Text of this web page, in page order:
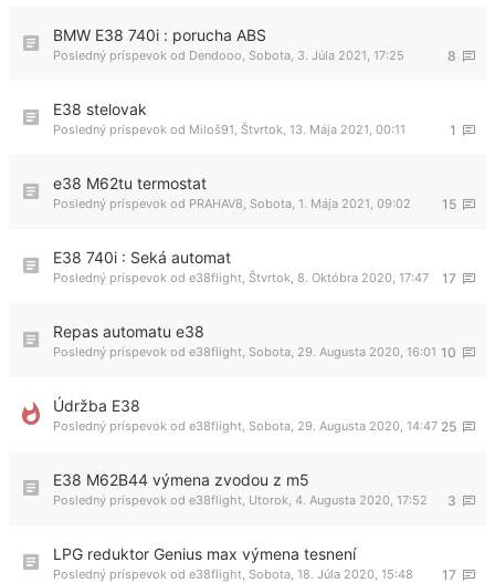
BMW E38 740i : porucha ABS
8
Posledný príspevok od Dendooo Sobota, 3. Júla 2021, 17:25
E38 stelovak
1
Posledný príspevok od Miloš91 Štvrtok, 13. Mája 2021, 00:11
e38 M62tu termostat
15
Posledný príspevok od PRAHAV8 Sobota, 1. Mája 2021, 09:02
E38 740i : Seká automat
17
Posledný príspevok od e38flight Štvrtok, 8. Októbra 2020, 17:47
Repas automatu e38
10
Posledný príspevok od e38flight Sobota, 29. Augusta 2020, 16:01
Údržba E38
25
Posledný príspevok od e38flight Sobota, 29. Augusta 2020, 14:47
E38 M62B44 výmena zvodou z m5
3
Posledný príspevok od e38flight Utorok, 4. Augusta 2020, 17:52
LPG reduktor Genius max výmena tesnení
17
Posledný príspevok od e38flight Sobota, 18. Júla 2020, 15:48